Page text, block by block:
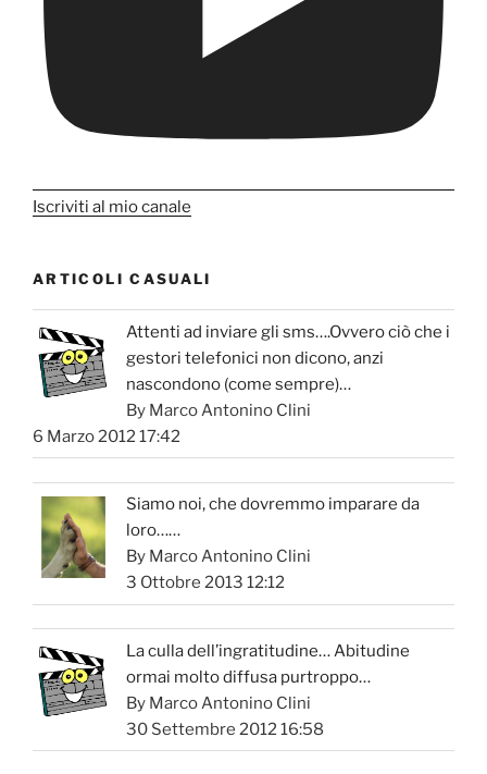
Iscriviti al mio canale
ARTICOLI CASUALI
Attenti ad inviare gli sms….Ovvero ciò che i
gestori telefonici non dicono, anzi
nascondono (come sempre)…
By Marco Antonino Clini
6 Marzo 2012 17:42
Siamo noi, che dovremmo imparare da
loro……
By Marco Antonino Clini
3 Ottobre 2013 12:12
La culla dell’ingratitudine… Abitudine
ormai molto diffusa purtroppo…
By Marco Antonino Clini
30 Settembre 2012 16:58